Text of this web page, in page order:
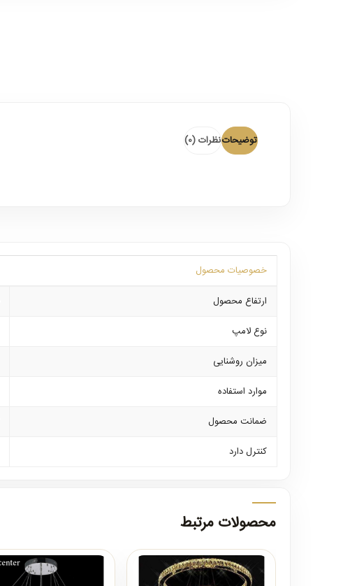
توضیحاتنظرات (0)
خصوصیات محصول
ارتفاع محصول
نوع لامپ
میزان روشنایی
موارد استفاده
ضمانت محصول
کنترل دارد
محصولات مرتبط